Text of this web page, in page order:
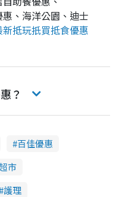
、海洋公園、迪士
抵玩扺買抵食優惠
？
百佳優惠
市
護理